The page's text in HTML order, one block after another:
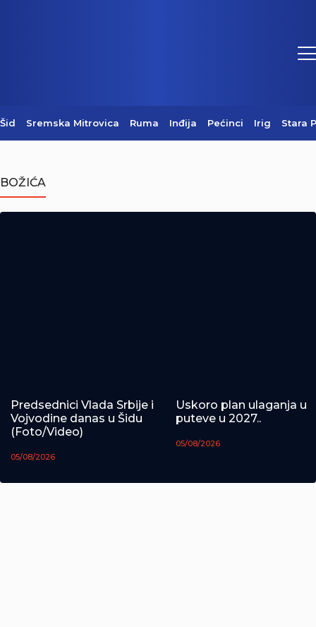
Šid Sremska Mitrovica Ruma Inđija Pećinci Irig Stara
BOŽIĆA
Predsednici Vlada Srbije i
Vojvodine danas u Šidu
(Foto/Video)
05/08/2026
Uskoro plan ulaganja u
puteve u 2027..
05/08/2026